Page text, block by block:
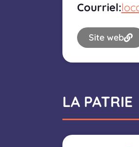
Courriel:
Site web
LA PATRIE